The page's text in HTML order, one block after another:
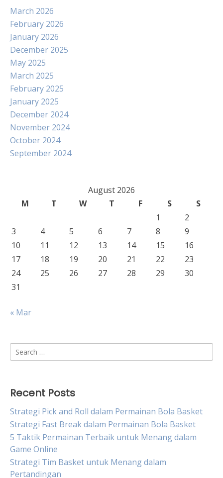
March 2026
February 2026
January 2026
December 2025
May 2025
March 2025
February 2025
January 2025
December 2024
November 2024
October 2024
September 2024
August 2026
M
T W T F S
S
1
2
3
4 5 6 7 8
9
10
11 12 13 14 15
16
17
18 19 20 21 22
23
24
25 26 27 28 29
30
31
« Mar
Search
for:
Recent Posts
Strategi Pick and Roll dalam Permainan Bola Basket
Strategi Fast Break dalam Permainan Bola Basket
5 Taktik Permainan Terbaik untuk Menang dalam
Game Online
Strategi Tim Basket untuk Menang dalam
Pertandingan